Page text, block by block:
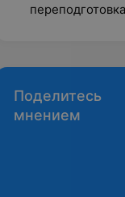
Поделитесь
мнением